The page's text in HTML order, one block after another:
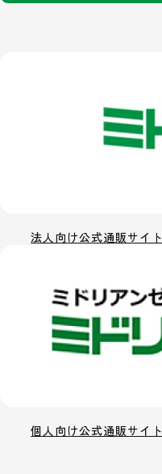
法人向け公式通販サイト
個人向け公式通販サイト